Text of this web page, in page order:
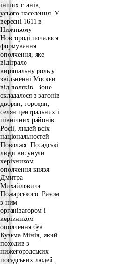
інших станів,
усього населення. У
вересні 1611 в
Нижньому
Новгороді почалося
формування
ополчення, яке
відіграло
вирішальну роль у
звільненні Москви
від поляків. Воно
складалося з загонів
дворян, городян,
селян центральних і
північних районів
Росії, людей всіх
національностей
Поволжя. Посадські
люди висунули
керівником
ополчення князя
Дмитра
Михайловича
Пожарського. Разом
з ним
організатором і
керівником
ополчення був
Кузьма Мінін, який
походив з
нижегородських
посадських людей.